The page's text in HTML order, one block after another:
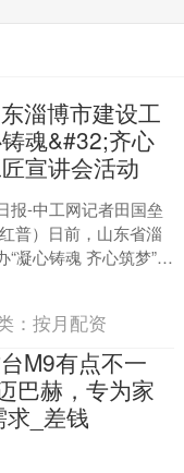
淄博市建设工
魂&#32;齐心
宣讲会活动
报-中工网记者田国垒
普）日前，山东省淄
“凝心铸魂 齐心筑梦”劳
图为宣讲活动现场
：按月配资
M9有点不一
巴赫，专为家
求_差钱